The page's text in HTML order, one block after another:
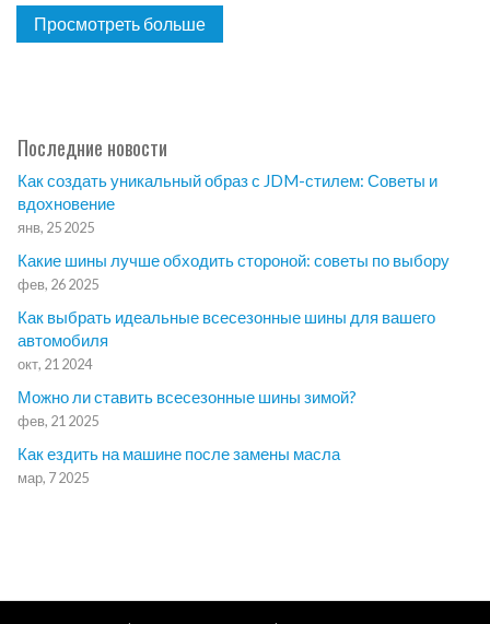
Просмотреть больше
Последние новости
Как создать уникальный образ с JDM-стилем: Советы и
вдохновение
янв, 25 2025
Какие шины лучше обходить стороной: советы по выбору
фев, 26 2025
Как выбрать идеальные всесезонные шины для вашего
автомобиля
окт, 21 2024
Можно ли ставить всесезонные шины зимой?
фев, 21 2025
Как ездить на машине после замены масла
мар, 7 2025